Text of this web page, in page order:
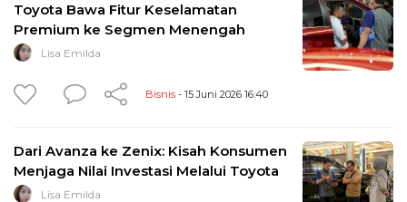
Toyota Bawa Fitur Keselamatan
Premium ke Segmen Menengah
Lisa Emilda
Bisnis - 15 Juni 2026 16:40
Dari Avanza ke Zenix: Kisah Konsumen
Menjaga Nilai Investasi Melalui Toyota
Lisa Emilda